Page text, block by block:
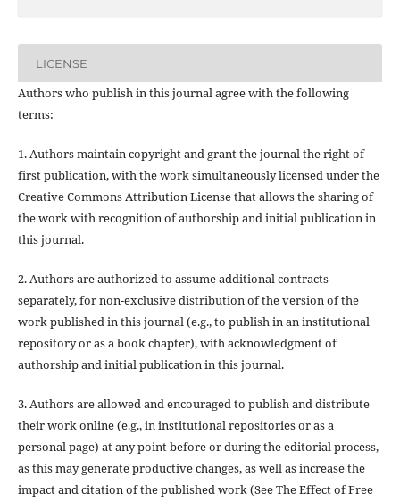
LICENSE
Authors who publish in this journal agree with the following
terms:
1. Authors maintain copyright and grant the journal the right of
first publication, with the work simultaneously licensed under the
Creative Commons Attribution License that allows the sharing of
the work with recognition of authorship and initial publication in
this journal.
2. Authors are authorized to assume additional contracts
separately, for non-exclusive distribution of the version of the
work published in this journal (e.g., to publish in an institutional
repository or as a book chapter), with acknowledgment of
authorship and initial publication in this journal.
3. Authors are allowed and encouraged to publish and distribute
their work online (e.g., in institutional repositories or as a
personal page) at any point before or during the editorial process,
as this may generate productive changes, as well as increase the
impact and citation of the published work (See The Effect of Free